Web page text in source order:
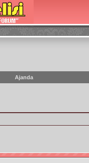
Ajanda